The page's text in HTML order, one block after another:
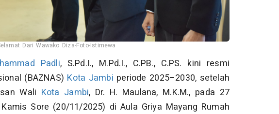
Dari Wawako Diza-Foto-Istimewa
Padli, S.Pd.I., M.Pd.I., C.PB., C.PS. kini resmi
(BAZNAS) Kota Jambi periode 2025–2030, setelah
Wali Kota Jambi, Dr. H. Maulana, M.K.M., pada 27
Sore (20/11/2025) di Aula Griya Mayang Rumah